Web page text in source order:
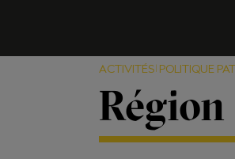
ACTIVITÉS POLITIQUE